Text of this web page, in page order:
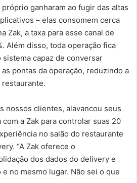
ganharam ao fugir das altas
– elas consomem cerca
Zak, a taxa para esse canal de
Além disso, toda operação fica
capaz de conversar
pontas da operação, reduzindo a
nossos clientes, alavancou seus
a Zak para controlar suas 20
no salão do restaurante
“A Zak oferece o
dos dados do delivery e
no mesmo lugar. Não sei o que